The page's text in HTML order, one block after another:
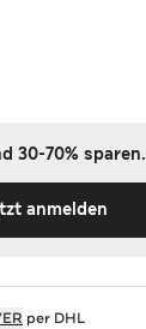
30-70% sparen.
anmelden
per DHL